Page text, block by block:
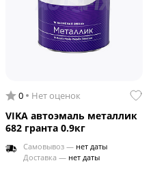
0 Нет оценок
VIKA автоэмаль металлик
682 гранта 0.9кг
Самовывоз — нет даты
Доставка — нет даты